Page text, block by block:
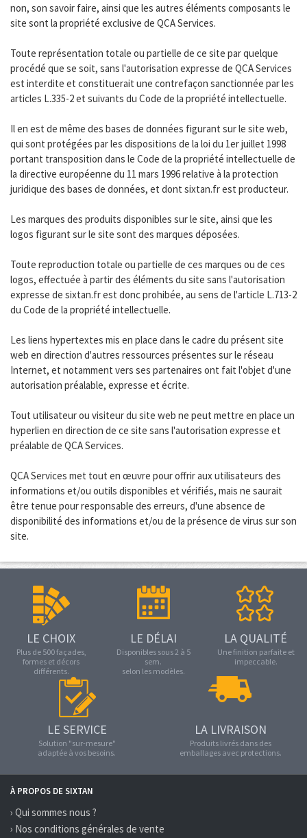
non, son savoir faire, ainsi que les autres éléments composants le
site sont la propriété exclusive de QCA Services.
Toute représentation totale ou partielle de ce site par quelque
procédé que se soit, sans l'autorisation expresse de QCA Services
est interdite et constituerait une contrefaçon sanctionnée par les
articles L.335-2 et suivants du Code de la propriété intellectuelle.
Il en est de même des bases de données figurant sur le site web,
qui sont protégées par les dispositions de la loi du 1er juillet 1998
portant transposition dans le Code de la propriété intellectuelle de
la directive européenne du 11 mars 1996 relative à la protection
juridique des bases de données, et dont sixtan.fr est producteur.
Les marques des produits disponibles sur le site, ainsi que les
logos figurant sur le site sont des marques déposées.
Toute reproduction totale ou partielle de ces marques ou de ces
logos, effectuée à partir des éléments du site sans l'autorisation
expresse de sixtan.fr est donc prohibée, au sens de l'article L.713-2
du Code de la propriété intellectuelle.
Les liens hypertextes mis en place dans le cadre du présent site
web en direction d'autres ressources présentes sur le réseau
Internet, et notamment vers ses partenaires ont fait l'objet d'une
autorisation préalable, expresse et écrite.
Tout utilisateur ou visiteur du site web ne peut mettre en place un
hyperlien en direction de ce site sans l'autorisation expresse et
préalable de QCA Services.
QCA Services met tout en œuvre pour offrir aux utilisateurs des
informations et/ou outils disponibles et vérifiés, mais ne saurait
être tenue pour responsable des erreurs, d'une absence de
disponibilité des informations et/ou de la présence de virus sur son
site.
LE CHOIX
Plus de 500 façades,
formes et décors
différents.
LE DÉLAI
Disponibles sous 2 à 5
sem.
selon les modèles.
LA QUALITÉ
Une finition parfaite et
impeccable.
LE SERVICE
Solution "sur-mesure"
adaptée à vos besoins.
LA LIVRAISON
Produits livrés dans des
emballages avec protections.
À PROPOS DE SIXTAN
› Qui sommes nous ?
› Nos conditions générales de vente